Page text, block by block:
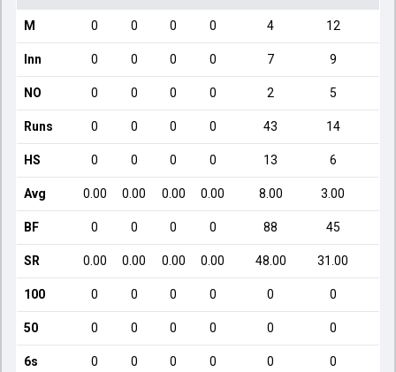
M 0 0 0 0 4 12
Inn 0 0 0 0 7 9
NO 0 0 0 0 2 5
Runs 0 0 0 0 43 14
HS 0 0 0 0 13 6
Avg 0.00 0.00 0.00 0.00 8.00 3.00
BF 0 0 0 0 88 45
SR 0.00 0.00 0.00 0.00 48.00 31.00
100 0 0 0 0 0 0
50 0 0 0 0 0 0
6s 0 0 0 0 0 0